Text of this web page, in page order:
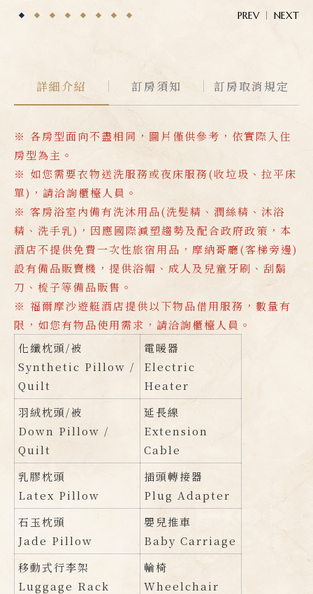
PREV NEXT
詳細介紹 訂房須知 訂房取消規定
※ 各房型面向不盡相同，圖片僅供參考，依實際入住
房型為主。
※ 如您需要衣物送洗服務或夜床服務(收垃圾、拉平床
單)，請洽詢櫃檯人員。
※ 客房浴室內備有洗沐用品(洗髮精、潤絲精、沐浴
精、洗手乳)，因應國際減塑趨勢及配合政府政策，本
酒店不提供免費一次性旅宿用品，摩納哥廳(客梯旁邊)
設有備品販賣機，提供浴帽、成人及兒童牙刷、刮鬍
刀、梳子等備品販售。
※ 福爾摩沙遊艇酒店提供以下物品借用服務，數量有
限，如您有物品使用需求，請洽詢櫃檯人員。
化纖枕頭/被
Synthetic Pillow /
Quilt
電暖器
Electric
Heater
羽絨枕頭/被
Down Pillow /
Quilt
延長線
Extension
Cable
乳膠枕頭
Latex Pillow
插頭轉接器
Plug Adapter
石玉枕頭
Jade Pillow
嬰兒推車
Baby Carriage
移動式行李架
Luggage Rack
輪椅
Wheelchair